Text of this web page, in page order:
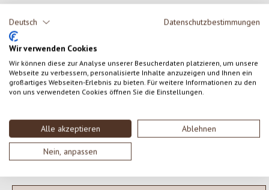
Deutsch Datenschutzbestimmungen
Wir verwenden Cookies
Wir können diese zur Analyse unserer Besucherdaten platzieren, um unsere
Webseite zu verbessern, personalisierte Inhalte anzuzeigen und Ihnen ein
großartiges Webseiten-Erlebnis zu bieten. Für weitere Informationen zu den
von uns verwendeten Cookies öffnen Sie die Einstellungen.
Alle akzeptieren Ablehnen
Nein, anpassen
0 di 0 valutazioni
Valutazione media di 0 su 5 stelle
Formula una valutazione!
Condividi le tue esperienze con il prodotto con altri clienti.
Visualizza le valutazioni solo nella lingua corrente.